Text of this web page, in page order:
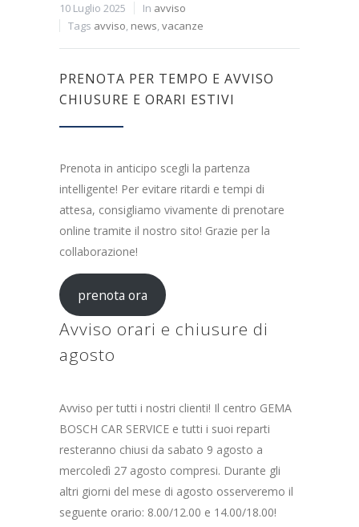
10 Luglio 2025 In avviso
Tags avviso, news,vacanze
PRENOTA PER TEMPO E AVVISO
CHIUSURE E ORARI ESTIVI
Prenota in anticipo scegli la partenza
intelligente! Per evitare ritardi e tempi di
attesa, consigliamo vivamente di prenotare
online tramite il nostro sito! Grazie per la
collaborazione!
prenota ora
Avviso orari e chiusure di
agosto
Avviso per tutti i nostri clienti! Il centro GEMA
BOSCH CAR SERVICE e tutti i suoi reparti
resteranno chiusi da sabato 9 agosto a
mercoledì 27 agosto compresi. Durante gli
altri giorni del mese di agosto osserveremo il
seguente orario: 8.00/12.00 e 14.00/18.00!